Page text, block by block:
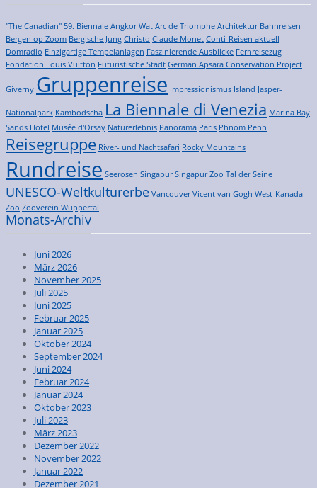
"The Canadian" 59. Biennale Angkor Wat Arc de Triomphe Architektur Bahnreisen
Bergen op Zoom Bergische Jung Christo Claude Monet Conti-Reisen aktuell
Domradio Einzigartige Tempelanlagen Faszinierende Ausblicke Fernreisezug
Fondation Louis Vuitton Futuristische Stadt German Apsara Conservation Project
Giverny Gruppenreise Impressionismus Island Jasper-
Nationalpark Kambodscha La Biennale di Venezia Marina Bay
Sands Hotel Musée d'Orsay Naturerlebnis Panorama Paris Phnom Penh
Reisegruppe River- und Nachtsafari Rocky Mountains
Rundreise Seerosen Singapur Singapur Zoo Tal der Seine
UNESCO-Weltkulturerbe Vancouver Vicent van Gogh West-Kanada
Zoo Zooverein Wuppertal
Monats-Archiv
Juni 2026
März 2026
November 2025
Juli 2025
Juni 2025
Februar 2025
Januar 2025
Oktober 2024
September 2024
Juni 2024
Februar 2024
Januar 2024
Oktober 2023
Juli 2023
März 2023
Dezember 2022
November 2022
Januar 2022
Dezember 2021